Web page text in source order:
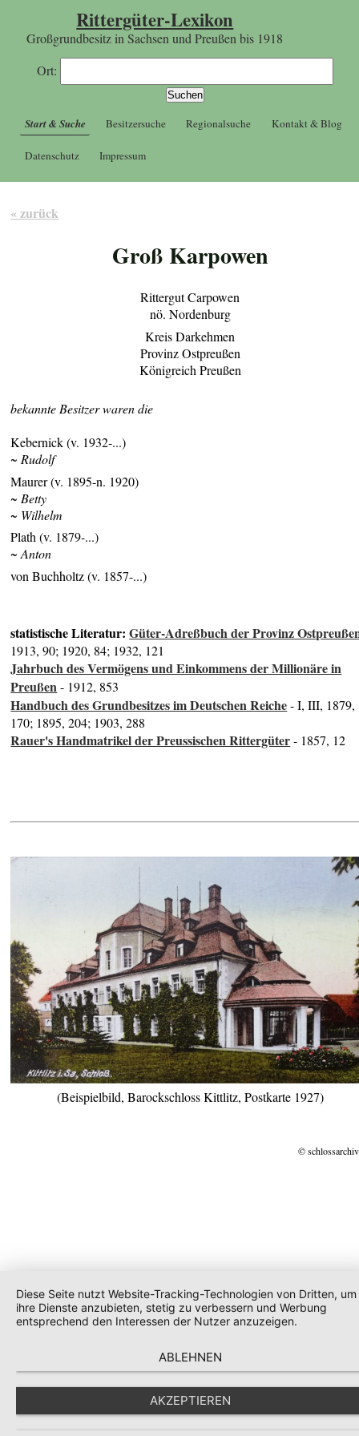
Rittergüter-Lexikon
Großgrundbesitz in Sachsen und Preußen bis 1918
Ort:
Start & Suche Besitzersuche Regionalsuche Kontakt & Blog
Datenschutz Impressum
« zurück
Groß Karpowen
Rittergut Carpowen
nö. Nordenburg
Kreis Darkehmen
Provinz Ostpreußen
Königreich Preußen
bekannte Besitzer waren die
Kebernick (v. 1932-...)
~ Rudolf
Maurer (v. 1895-n. 1920)
~ Betty
~ Wilhelm
Plath (v. 1879-...)
~ Anton
von Buchholtz (v. 1857-...)
statistische Literatur:Güter-Adreßbuch der Provinz
1913, 90; 1920, 84; 1932, 121
Jahrbuch des Vermögens und Einkommens der Millionäre in
Preußen- 1912, 853
Handbuch des Grundbesitzes im Deutschen Reiche- I, III, 1879,
170; 1895, 204; 1903, 288
Rauer's Handmatrikel der Preussischen Rittergüter- 1857, 12
(Beispielbild, Barockschloss Kittlitz, Postkarte 1927)
©
Diese Seite nutzt Website-Tracking-Technologien von Dritten, um
ihre Dienste anzubieten, stetig zu verbessern und Werbung
entsprechend den Interessen der Nutzer anzuzeigen.
ABLEHNEN
AKZEPTIEREN